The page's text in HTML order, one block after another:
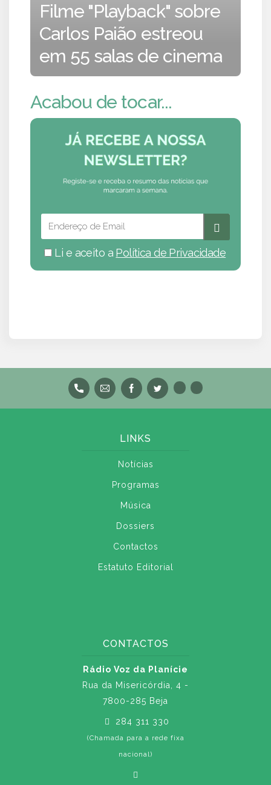
Filme "Playback" sobre
Carlos Paião estreou
em 55 salas de cinema
Acabou de tocar...
Li e aceito a Política de Privacidade
LINKS
Notícias
Programas
Música
Dossiers
Contactos
Estatuto Editorial
CONTACTOS
Rádio Voz da Planície
Rua da Misericórdia, 4 -
7800-285 Beja
284 311 330
(Chamada para a rede fixa
nacional)